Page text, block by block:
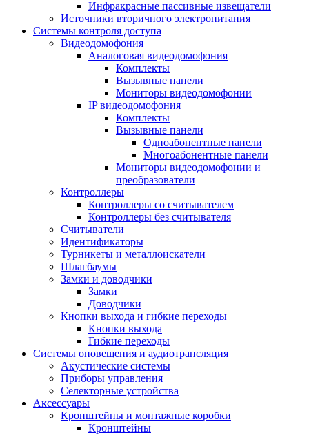
Инфракрасные пассивные извещатели
Источники вторичного электропитания
Системы контроля доступа
Видеодомофония
Аналоговая видеодомофония
Комплекты
Вызывные панели
Мониторы видеодомофонии
IP видеодомофония
Комплекты
Вызывные панели
Одноабонентные панели
Многоабонентные панели
Мониторы видеодомофонии и
преобразователи
Контроллеры
Контроллеры со считывателем
Контроллеры без считывателя
Считыватели
Идентификаторы
Турникеты и металлоискатели
Шлагбаумы
Замки и доводчики
Замки
Доводчики
Кнопки выхода и гибкие переходы
Кнопки выхода
Гибкие переходы
Системы оповещения и аудиотрансляция
Акустические системы
Приборы управления
Селекторные устройства
Аксессуары
Кронштейны и монтажные коробки
Кронштейны